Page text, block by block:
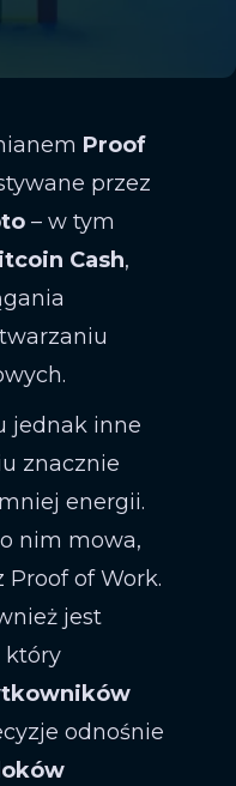
Proof
przez
– w tym
Cash,
jednak inne
znacznie
energii.
nim mowa,
of Work.
jest
który
odnośnie